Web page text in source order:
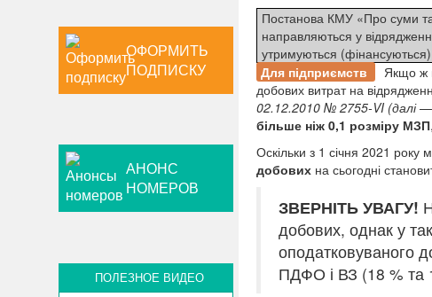
ОФОРМИТЬ
ПОДПИСКУ
АНОНС
НОМЕРОВ
ПОЛЕЗНОЕ ВИДЕО
Постанова КМУ «Про суми
направляються у
утримуються
Для підприємств
Якщо ж
добових витрат на
02.12.2010 № 2755-VI (далі —
більше ніж 0,1 розміру МЗП,
Оскільки з 1 січня 2021
добовихна сьогодні
ЗВЕРНІТЬ УВАГУ!
добових, однак у
оподатковуваного
ПДФО і ВЗ (18 % та